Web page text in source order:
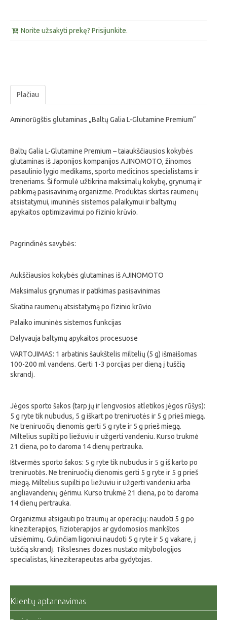
Norite užsakyti prekę? Prisijunkite.
Plačiau
Aminorūgštis glutaminas „Baltų Galia L-Glutamine Premium“
Baltų Galia L-Glutamine Premium – taiaukščiausios kokybės
glutaminas iš Japonijos kompanijos AJINOMOTO, žinomos
pasaulinio lygio medikams, sporto medicinos specialistams ir
treneriams. Ši formulė užtikrina maksimalų kokybę, grynumą ir
patikimą pasisavinimą organizme. Produktas skirtas raumenų
atsistatymui, imuninės sistemos palaikymui ir baltymų
apykaitos optimizavimui po fizinio krūvio.
Pagrindinės savybės:
Aukščiausios kokybės glutaminas iš AJINOMOTO
Maksimalus grynumas ir patikimas pasisavinimas
Skatina raumenų atsistatymą po fizinio krūvio
Palaiko imuninės sistemos funkcijas
Dalyvauja baltymų apykaitos procesuose
VARTOJIMAS: 1 arbatinis šaukštelis miltelių (5 g) išmaišomas
100-200 ml vandens. Gerti 1-3 porcijas per dieną į tuščią
skrandį.
Jėgos sporto šakos (tarp jų ir lengvosios atletikos jėgos rūšys):
5 g ryte tik nubudus, 5 g iškart po treniruotės ir 5 g prieš miegą.
Ne treniruočių dienomis gerti 5 g ryte ir 5 g prieš miegą.
Miltelius supilti po liežuviu ir užgerti vandeniu. Kurso trukmė
21 diena, po to daroma 14 dienų pertrauka.
Ištvermės sporto šakos: 5 g ryte tik nubudus ir 5 g iš karto po
treniruotės. Ne treniruočių dienomis gerti 5 g ryte ir 5 g prieš
miegą. Miltelius supilti po liežuviu ir užgerti vandeniu arba
angliavandenių gėrimu. Kurso trukmė 21 diena, po to daroma
14 dienų pertrauka.
Organizmui atsigauti po traumų ar operacijų: naudoti 5 g po
kineziterapijos, fizioterapijos ar gydomosios mankštos
užsiėmimų. Gulinčiam ligoniui naudoti 5 g ryte ir 5 g vakare, į
tuščią skrandį. Tikslesnes dozes nustato mitybologijos
specialistas, kineziterapeutas arba gydytojas.
Klientų aptarnavimas